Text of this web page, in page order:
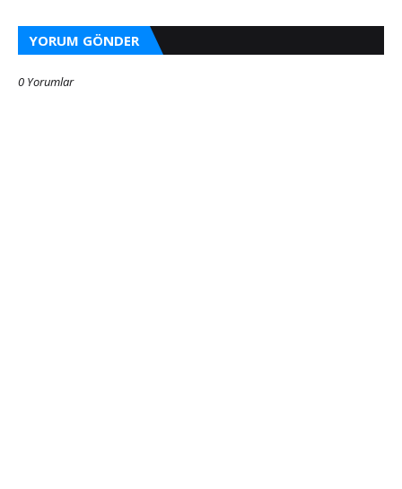
YORUM GÖNDER
0 Yorumlar